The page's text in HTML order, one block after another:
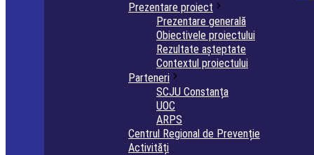
Prezentare proiect
Prezentare generală
Obiectivele proiectului
Rezultate așteptate
Contextul proiectului
Parteneri
SCJU Constanța
UOC
ARPS
Centrul Regional de Prevenție
Activități